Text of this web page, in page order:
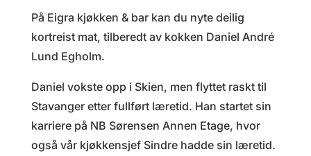
På Eigra kjøkken & bar kan du nyte deilig
kortreist mat, tilberedt av kokken Daniel André
Lund Egholm.
Daniel vokste opp i Skien, men flyttet raskt til
Stavanger etter fullført læretid. Han startet sin
karriere på NB Sørensen Annen Etage, hvor
også vår kjøkkensjef Sindre hadde sin læretid.